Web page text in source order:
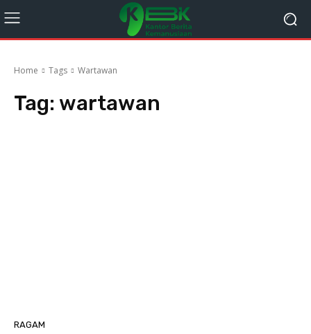
Home Tags Wartawan
Tag: wartawan
RAGAM